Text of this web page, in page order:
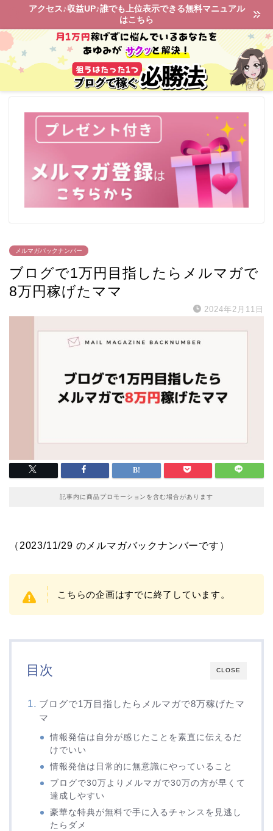
アクセス♪収益UP♪誰でも上位表示できる無料マニュアル
はこちら
メルマガバックナンバー
ブログで1万円目指したらメルマガで
8万円稼げたママ
2024年2月11日
記事内に商品プロモーションを含む場合があります
（2023/11/29 のメルマガバックナンバーです）
こちらの企画はすでに終了しています。
CLOSE
目次
ブログで1万目指したらメルマガで8万稼げたマ
マ
情報発信は自分が感じたことを素直に伝えるだ
けでいい
情報発信は日常的に無意識にやっていること
ブログで30万よりメルマガで30万の方が早くて
達成しやすい
豪華な特典が無料で手に入るチャンスを見逃し
たらダメ